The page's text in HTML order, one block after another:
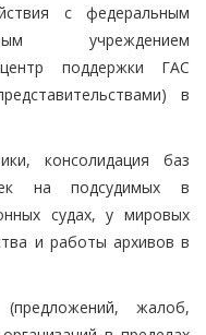
с федеральным
учреждением
центр поддержки ГАС
в
консолидация баз
на подсудимых в
судах, у мировых
и работы архивов в
жалоб,